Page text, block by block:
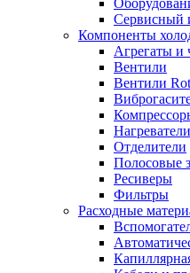
Сервисный
Компоненты
Агрегаты и
Вентили
Вентили
Отделители
Полосовые
Ресиверы
Фильтры
Расходные